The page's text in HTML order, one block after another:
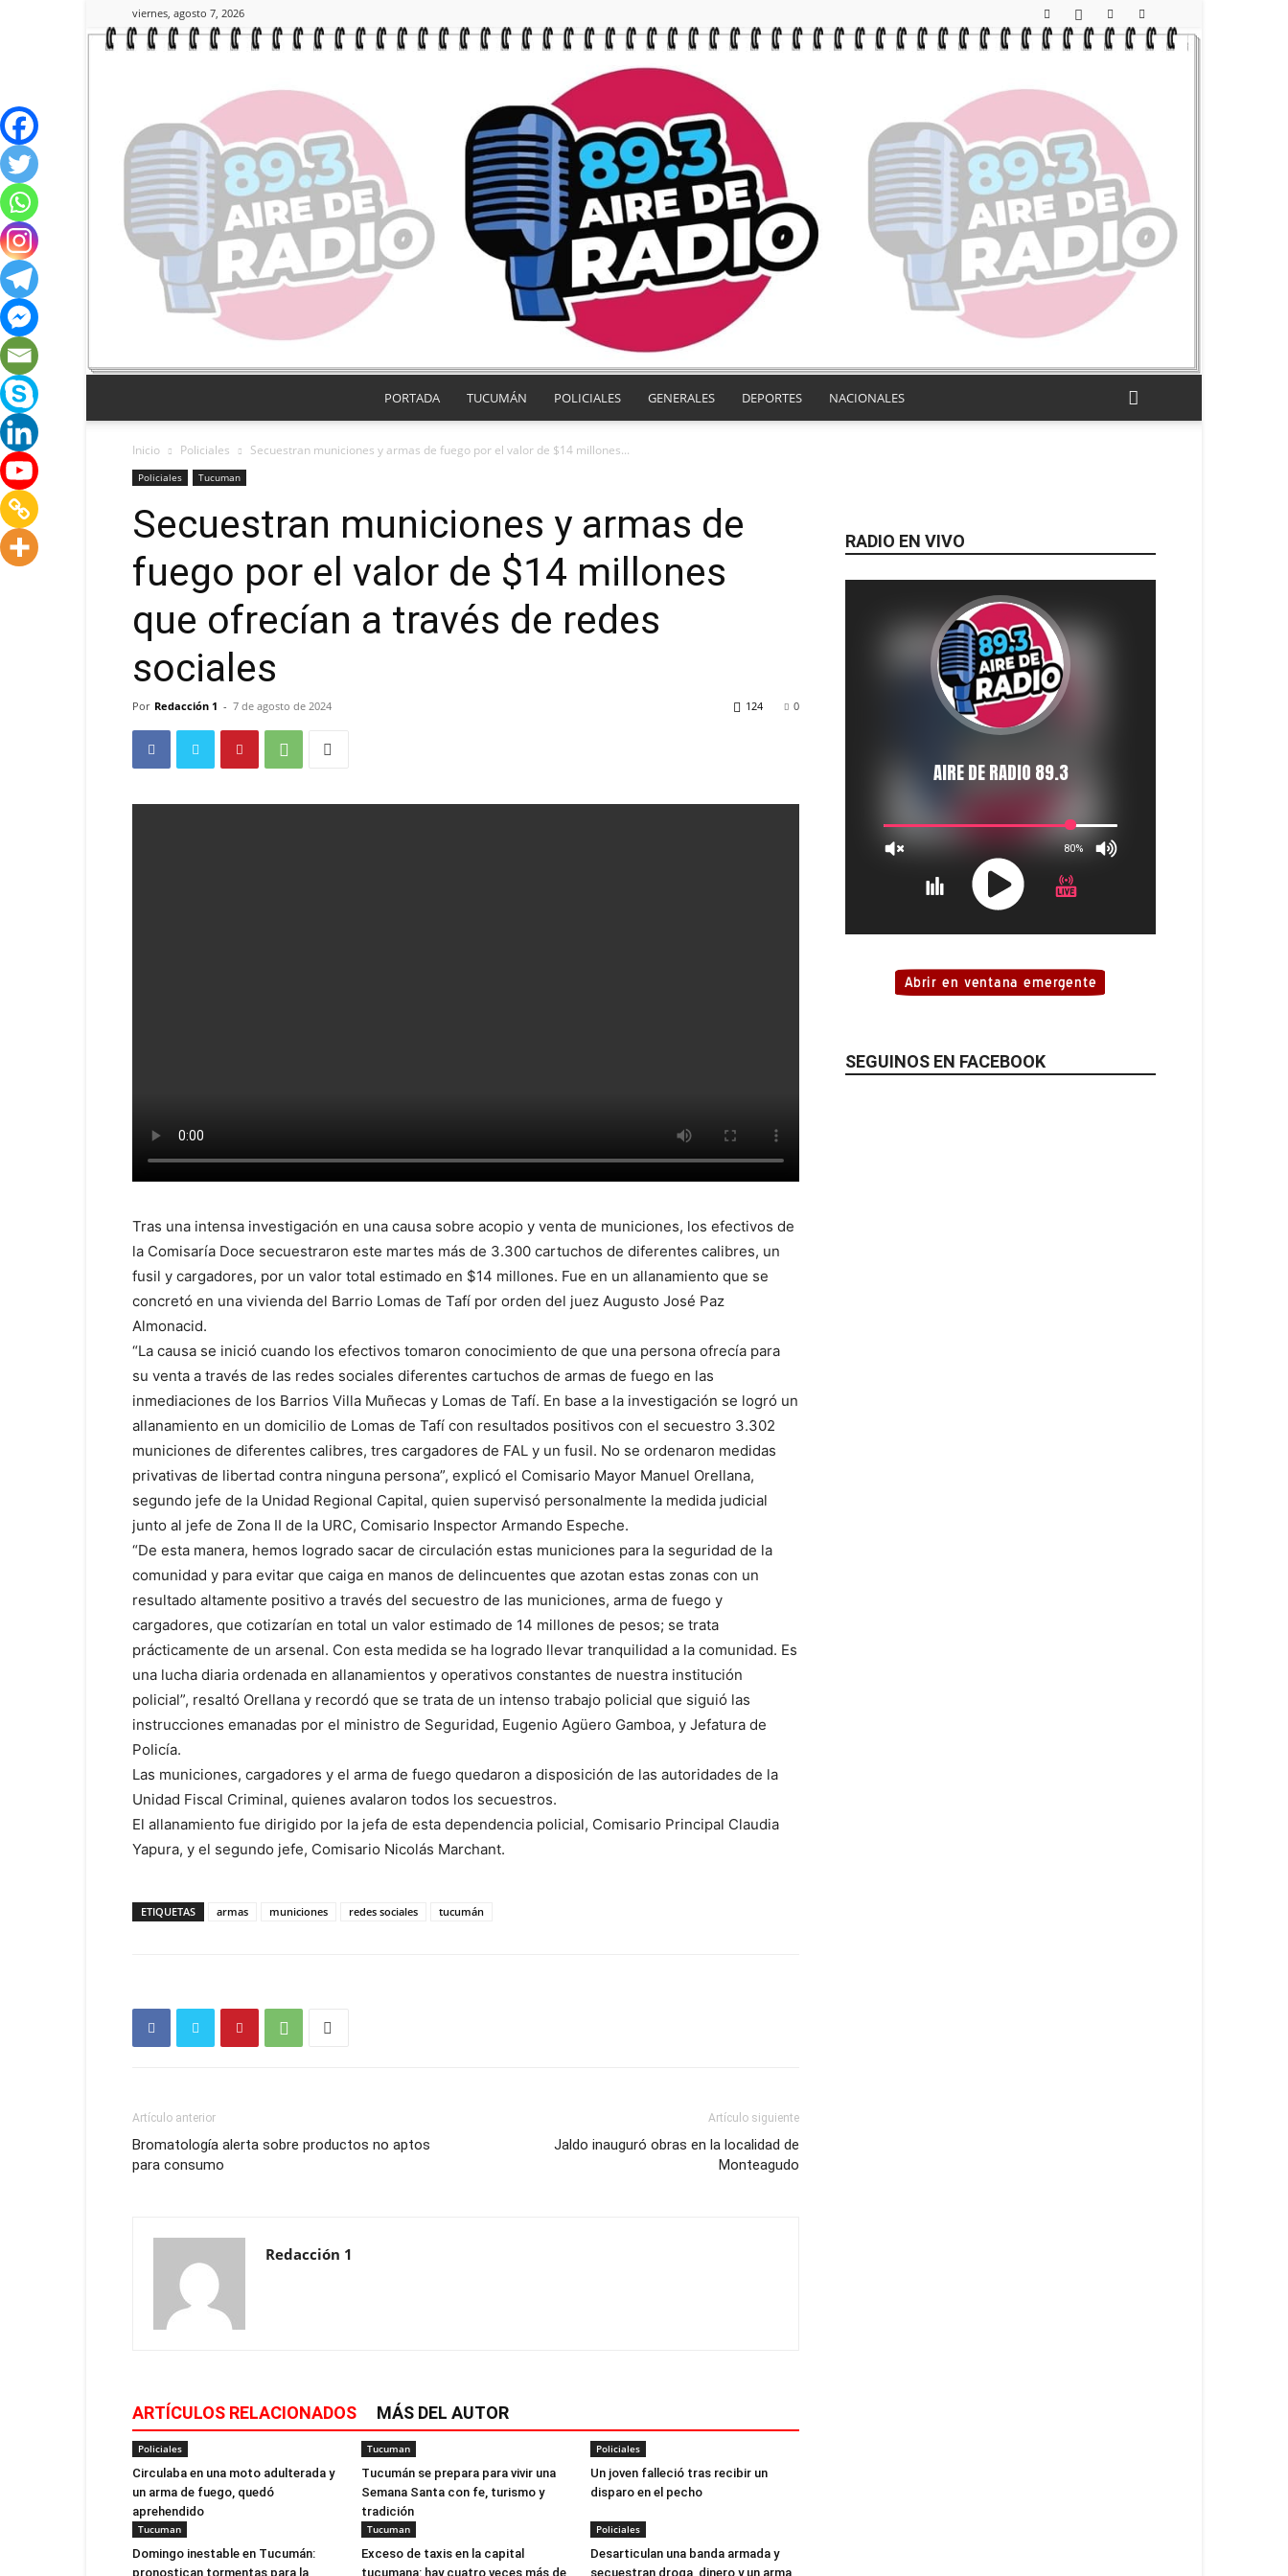
viernes, agosto 7, 2026
PORTADA TUCUMÁN POLICIALES GENERALES DEPORTES NACIONALES
Inicio Policiales Secuestran municiones y armas de fuego por el valor de $14 millones...
Policiales Tucuman
Secuestran municiones y armas de
fuego por el valor de $14 millones
que ofrecían a través de redes
sociales
Por Redacción 1 - 7 de agosto de 2024 0
124
Tras una intensa investigación en una causa sobre acopio y venta de municiones, los efectivos de
la Comisaría Doce secuestraron este martes más de 3.300 cartuchos de diferentes calibres, un
fusil y cargadores, por un valor total estimado en $14 millones. Fue en un allanamiento que se
concretó en una vivienda del Barrio Lomas de Tafí por orden del juez Augusto José Paz
Almonacid.
“La causa se inició cuando los efectivos tomaron conocimiento de que una persona ofrecía para
su venta a través de las redes sociales diferentes cartuchos de armas de fuego en las
inmediaciones de los Barrios Villa Muñecas y Lomas de Tafí. En base a la investigación se logró un
allanamiento en un domicilio de Lomas de Tafí con resultados positivos con el secuestro 3.302
municiones de diferentes calibres, tres cargadores de FAL y un fusil. No se ordenaron medidas
privativas de libertad contra ninguna persona”, explicó el Comisario Mayor Manuel Orellana,
segundo jefe de la Unidad Regional Capital, quien supervisó personalmente la medida judicial
junto al jefe de Zona II de la URC, Comisario Inspector Armando Espeche.
“De esta manera, hemos logrado sacar de circulación estas municiones para la seguridad de la
comunidad y para evitar que caiga en manos de delincuentes que azotan estas zonas con un
resultado altamente positivo a través del secuestro de las municiones, arma de fuego y
cargadores, que cotizarían en total un valor estimado de 14 millones de pesos; se trata
prácticamente de un arsenal. Con esta medida se ha logrado llevar tranquilidad a la comunidad. Es
una lucha diaria ordenada en allanamientos y operativos constantes de nuestra institución
policial”, resaltó Orellana y recordó que se trata de un intenso trabajo policial que siguió las
instrucciones emanadas por el ministro de Seguridad, Eugenio Agüero Gamboa, y Jefatura de
Policía.
Las municiones, cargadores y el arma de fuego quedaron a disposición de las autoridades de la
Unidad Fiscal Criminal, quienes avalaron todos los secuestros.
El allanamiento fue dirigido por la jefa de esta dependencia policial, Comisario Principal Claudia
Yapura, y el segundo jefe, Comisario Nicolás Marchant.
ETIQUETAS armas municiones redes sociales tucumán
Artículo anterior
Bromatología alerta sobre productos no aptos
para consumo
Artículo siguiente
Jaldo inauguró obras en la localidad de
Monteagudo
Redacción 1
ARTÍCULOS RELACIONADOS MÁS DEL AUTOR
Policiales
Circulaba en una moto adulterada y
un arma de fuego, quedó
aprehendido
Tucuman
Tucumán se prepara para vivir una
Semana Santa con fe, turismo y
tradición
Policiales
Un joven falleció tras recibir un
disparo en el pecho
Tucuman
Domingo inestable en Tucumán:
pronostican tormentas para la
Tucuman
Exceso de taxis en la capital
tucumana: hay cuatro veces más de
Policiales
Desarticulan una banda armada y
secuestran droga, dinero y un arma
RADIO EN VIVO
SEGUINOS EN FACEBOOK